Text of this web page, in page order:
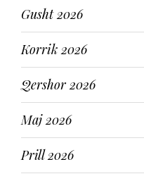
Gusht 2026
Korrik 2026
Qershor 2026
Maj 2026
Prill 2026